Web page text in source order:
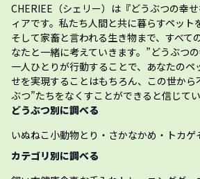
CHERIEE（シェリー） は『どうぶつの幸
ィアです。私たち人間と共に暮らすペット
そして家畜と言われる生き物まで、すべて
なたと一緒に考えていきます。”どうぶつ
一人ひとりが行動することで、あなたのペ
せを実現することはもちろん、この世から
ぶつ”たちをなくすことができると信じてい
どうぶつ別に調べる
いぬねこ小動物とり・さかなかめ・トカゲ
カテゴリ別に調べる